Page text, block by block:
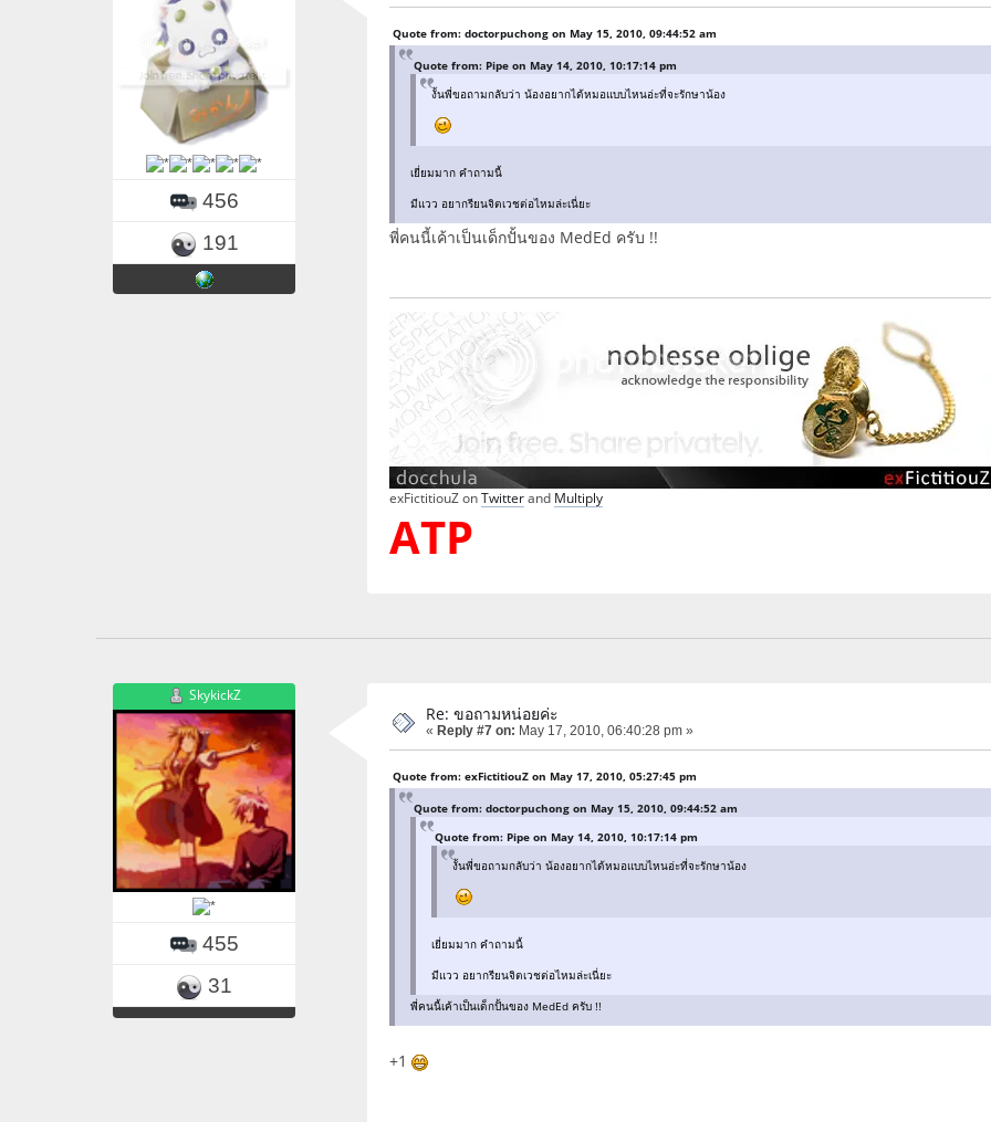
456
191
Quote from: doctorpuchong on May 15, 2010, 09:44:52 am
Quote from: Pipe on May 14, 2010, 10:17:14 pm
งั้นพี่ขอถามกลับว่า น้องอยากได้หมอแบบไหนอ่ะที่จะรักษาน้อง
เยี่ยมมาก คำถามนี้
มีแวว อยากรียนจิตเวชต่อไหมล่ะเนี่ยะ
พี่คนนี้เค้าเป็นเด็กปั้นของ MedEd ครับ !!
exFictitiouZ onTwitterand Multiply
ATP
SkykickZ
455
31
Re: ขอถามหน่อยค่ะ
« Reply #7 on: May 17, 2010, 06:40:28 pm »
Quote from: exFictitiouZ on May 17, 2010, 05:27:45 pm
Quote from: doctorpuchong on May 15, 2010, 09:44:52 am
Quote from: Pipe on May 14, 2010, 10:17:14 pm
งั้นพี่ขอถามกลับว่า น้องอยากได้หมอแบบไหนอ่ะที่จะรักษาน้อง
เยี่ยมมาก คำถามนี้
มีแวว อยากรียนจิตเวชต่อไหมล่ะเนี่ยะ
พี่คนนี้เค้าเป็นเด็กปั้นของ MedEd ครับ !!
+1